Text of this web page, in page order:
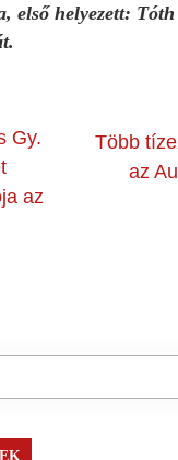
első helyezett:
Gy.
az
Több
az